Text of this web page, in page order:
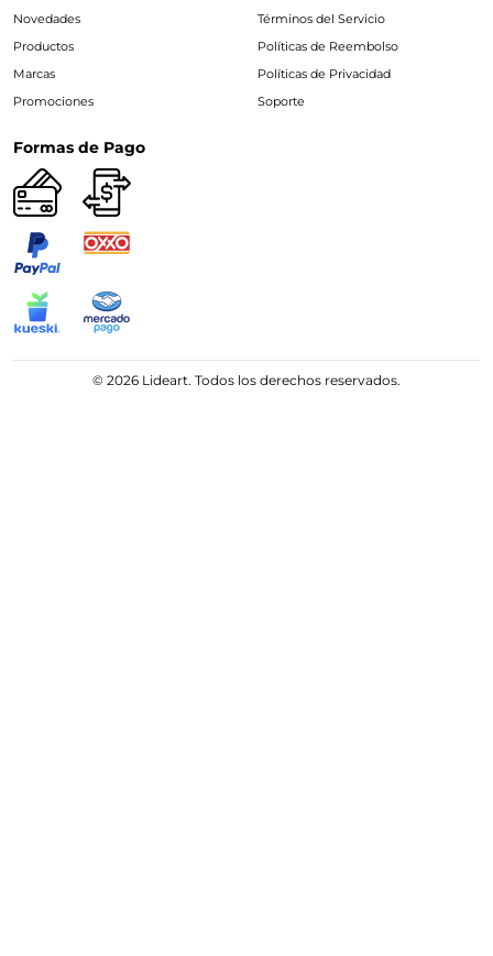
Novedades
Productos
Marcas
Promociones
Términos del Servicio
Políticas de Reembolso
Políticas de Privacidad
Soporte
Formas de Pago
© 2026 Lideart. Todos los derechos reservados.